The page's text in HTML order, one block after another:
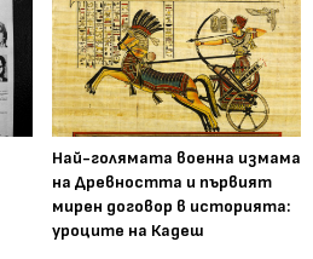
Най-голямата военна измама
на Древността и първият
мирен договор в историята:
уроците на Кадеш